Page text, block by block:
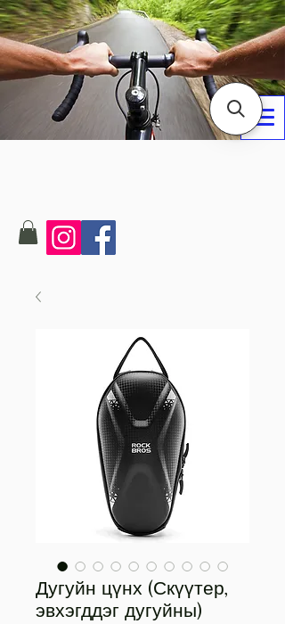
Дугуйн цүнх (Скүүтер,
эвхэгддэг дугуйны)